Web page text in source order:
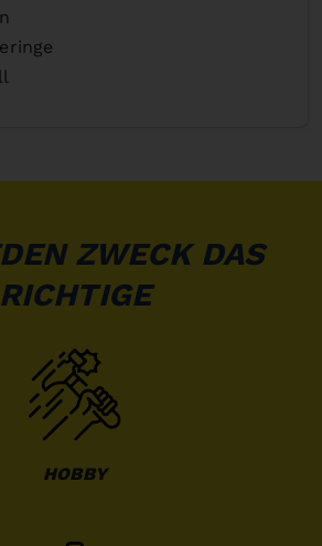
ZWECK DAS
RICHTIGE
HOBBY